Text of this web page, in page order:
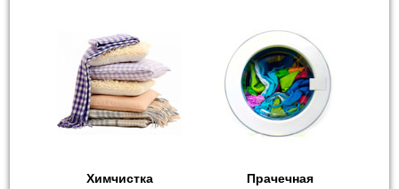
Химчистка Прачечная